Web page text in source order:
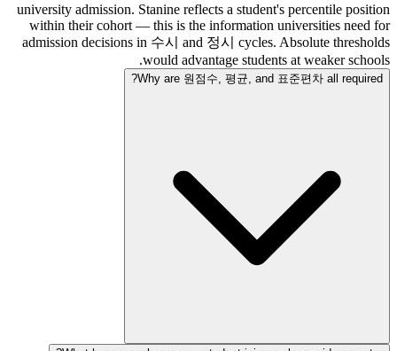
university admission. Stanine reflects a student's percentile position
within their cohort — this is the information universities need for
admission decisions in 수시 and 정시 cycles. Absolute thresholds
would advantage students at weaker schools.
Why are 원점수, 평균, and 표준편차 all required?